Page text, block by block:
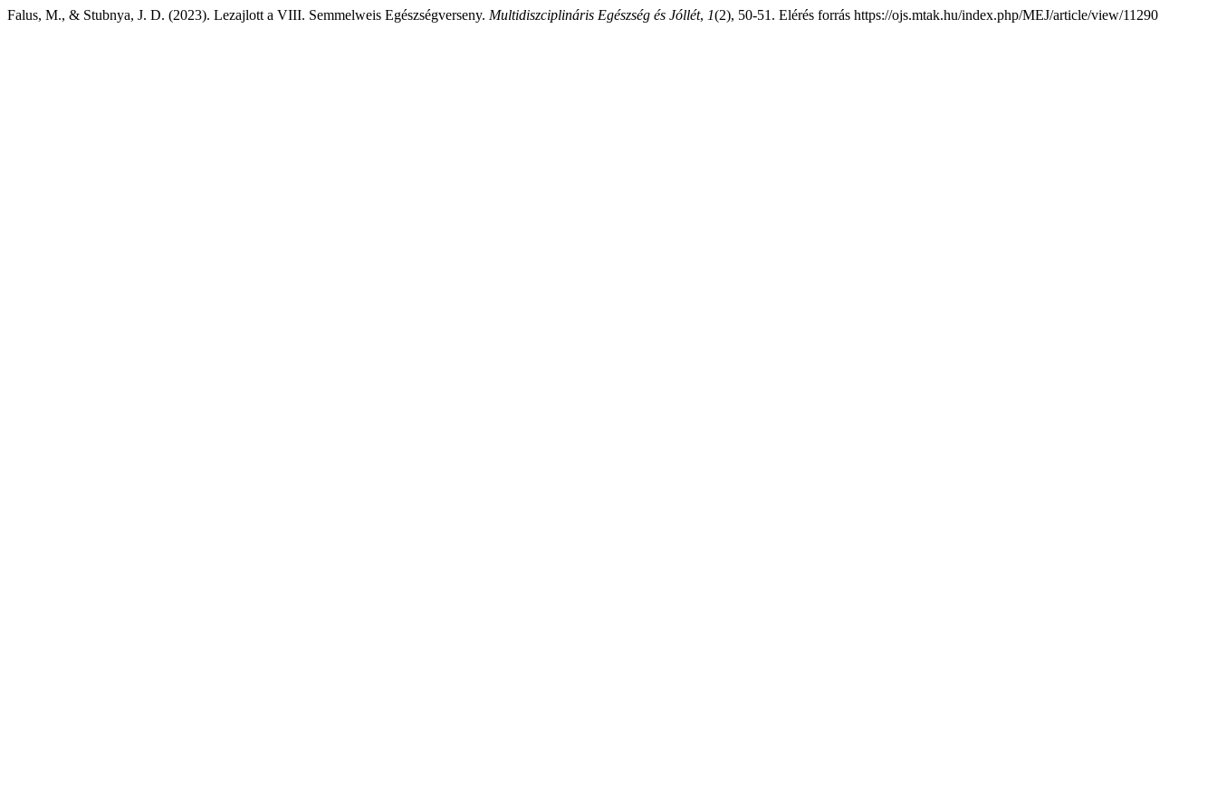
Falus, M., & Stubnya, J. D. (2023). Lezajlott a VIII. Semmelweis Egészségverseny. Multidiszciplináris Egészség és Jóllét, 1(2), 50-51. Elérés forrás https://ojs.mtak.hu/index.php/MEJ/article/view/11290